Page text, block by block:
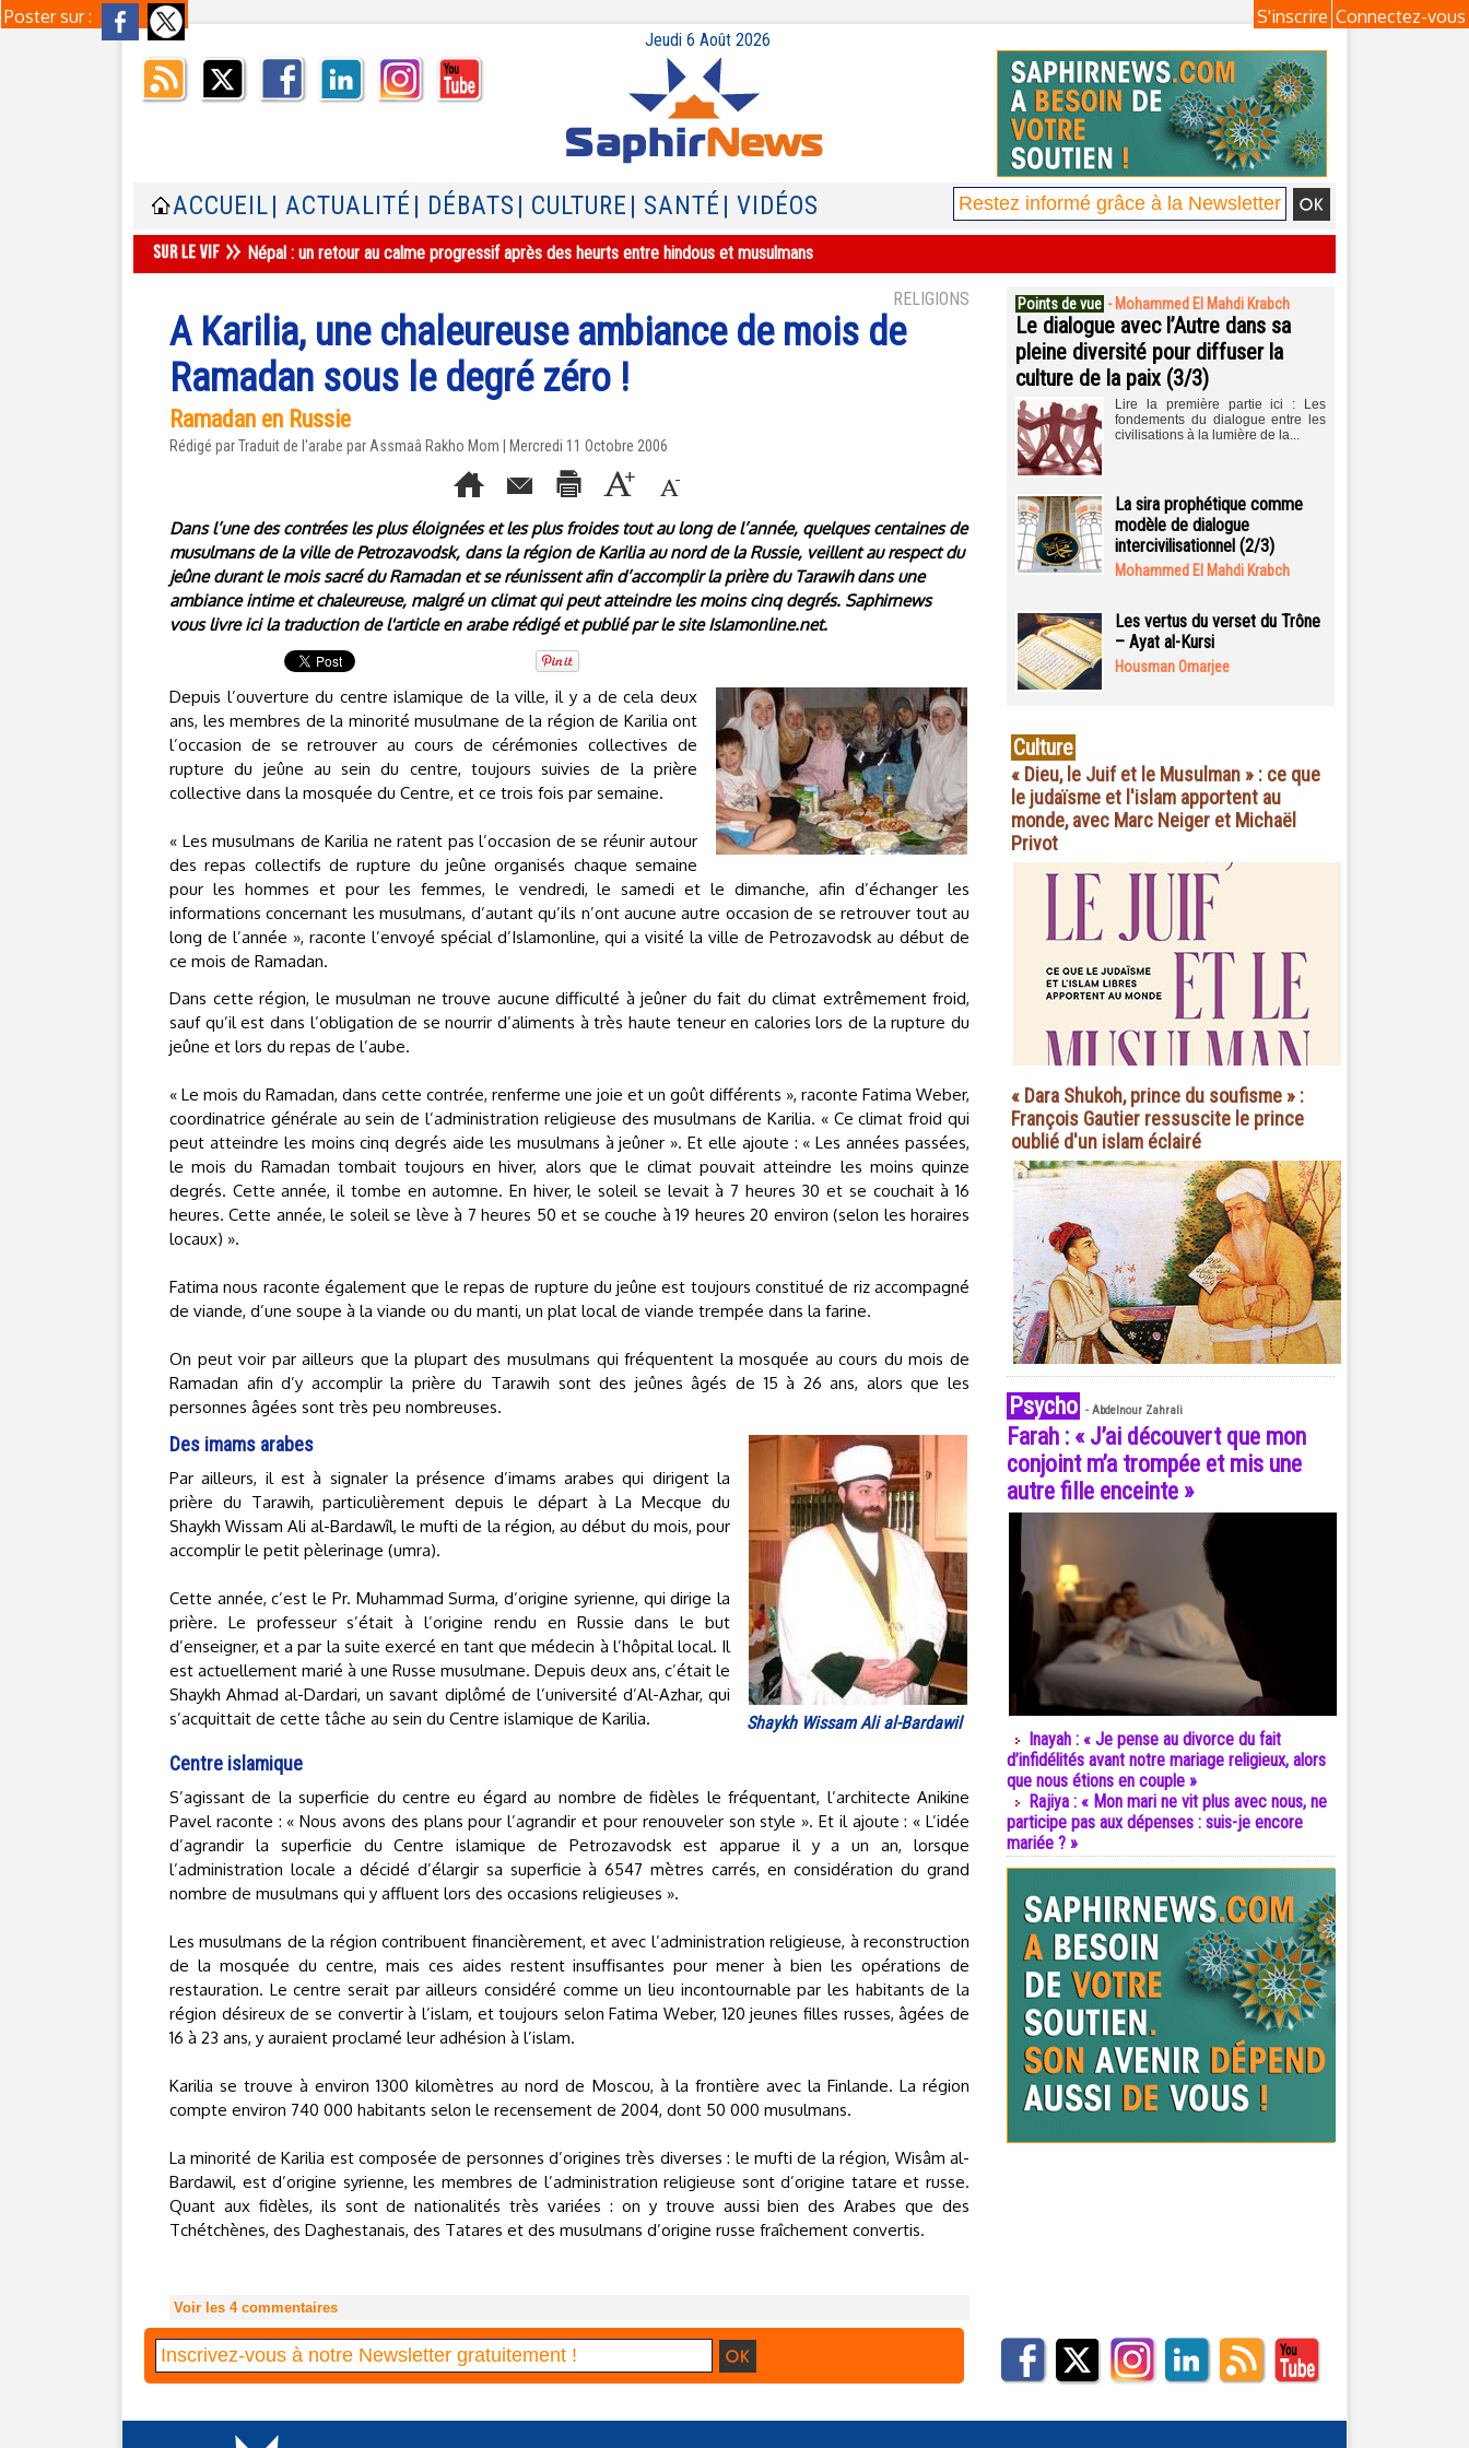
Poster sur : Connectez-vous
S'inscrire
Jeudi 6 Août 2026
ACCUEIL | ACTUALITÉ | DÉBATS | CULTURE | SANTÉ | VIDÉOS
Népal : un retour au calme progressif après des heurts entre hindous et musulmans
RELIGIONS
A Karilia, une chaleureuse ambiance de mois de
Ramadan sous le degré zéro !
Ramadan en Russie
Rédigé par Traduit de l'arabe par Assmaâ Rakho Mom | Mercredi 11 Octobre 2006
Dans l’une des contrées les plus éloignées et les plus froides tout au long de l’année, quelques centaines de
musulmans de la ville de Petrozavodsk, dans la région de Karilia au nord de la Russie, veillent au respect du
jeûne durant le mois sacré du Ramadan et se réunissent afin d’accomplir la prière du Tarawih dans une
ambiance intime et chaleureuse, malgré un climat qui peut atteindre les moins cinq degrés. Saphirnews
vous livre ici la traduction de l'article en arabe rédigé et publié par le site Islamonline.net.
Depuis l’ouverture du centre islamique de la ville, il y a de cela deux
ans, les membres de la minorité musulmane de la région de Karilia ont
l’occasion de se retrouver au cours de cérémonies collectives de
rupture du jeûne au sein du centre, toujours suivies de la prière
collective dans la mosquée du Centre, et ce trois fois par semaine.
« Les musulmans de Karilia ne ratent pas l’occasion de se réunir autour
des repas collectifs de rupture du jeûne organisés chaque semaine
pour les hommes et pour les femmes, le vendredi, le samedi et le dimanche, afin d’échanger les
informations concernant les musulmans, d’autant qu’ils n’ont aucune autre occasion de se retrouver tout au
long de l’année », raconte l’envoyé spécial d’Islamonline, qui a visité la ville de Petrozavodsk au début de
ce mois de Ramadan.
Dans cette région, le musulman ne trouve aucune difficulté à jeûner du fait du climat extrêmement froid,
sauf qu’il est dans l’obligation de se nourrir d’aliments à très haute teneur en calories lors de la rupture du
jeûne et lors du repas de l’aube.
« Le mois du Ramadan, dans cette contrée, renferme une joie et un goût différents », raconte Fatima Weber,
coordinatrice générale au sein de l’administration religieuse des musulmans de Karilia. « Ce climat froid qui
peut atteindre les moins cinq degrés aide les musulmans à jeûner ». Et elle ajoute : « Les années passées,
le mois du Ramadan tombait toujours en hiver, alors que le climat pouvait atteindre les moins quinze
degrés. Cette année, il tombe en automne. En hiver, le soleil se levait à 7 heures 30 et se couchait à 16
heures. Cette année, le soleil se lève à 7 heures 50 et se couche à 19 heures 20 environ (selon les horaires
locaux) ».
Fatima nous raconte également que le repas de rupture du jeûne est toujours constitué de riz accompagné
de viande, d’une soupe à la viande ou du manti, un plat local de viande trempée dans la farine.
On peut voir par ailleurs que la plupart des musulmans qui fréquentent la mosquée au cours du mois de
Ramadan afin d’y accomplir la prière du Tarawih sont des jeûnes âgés de 15 à 26 ans, alors que les
personnes âgées sont très peu nombreuses.
Shaykh Wissam Ali al-Bardawil
Des imams arabes
Par ailleurs, il est à signaler la présence d’imams arabes qui dirigent la
prière du Tarawih, particulièrement depuis le départ à La Mecque du
Shaykh Wissam Ali al-Bardawîl, le mufti de la région, au début du mois, pour
accomplir le petit pèlerinage (umra).
Cette année, c’est le Pr. Muhammad Surma, d’origine syrienne, qui dirige la
prière. Le professeur s’était à l’origine rendu en Russie dans le but
d’enseigner, et a par la suite exercé en tant que médecin à l’hôpital local. Il
est actuellement marié à une Russe musulmane. Depuis deux ans, c’était le
Shaykh Ahmad al-Dardari, un savant diplômé de l’université d’Al-Azhar, qui
s’acquittait de cette tâche au sein du Centre islamique de Karilia.
Centre islamique
S’agissant de la superficie du centre eu égard au nombre de fidèles le fréquentant, l’architecte Anikine
Pavel raconte : « Nous avons des plans pour l’agrandir et pour renouveler son style ». Et il ajoute : « L’idée
d’agrandir la superficie du Centre islamique de Petrozavodsk est apparue il y a un an, lorsque
l’administration locale a décidé d’élargir sa superficie à 6547 mètres carrés, en considération du grand
nombre de musulmans qui y affluent lors des occasions religieuses ».
Les musulmans de la région contribuent financièrement, et avec l’administration religieuse, à reconstruction
de la mosquée du centre, mais ces aides restent insuffisantes pour mener à bien les opérations de
restauration. Le centre serait par ailleurs considéré comme un lieu incontournable par les habitants de la
région désireux de se convertir à l’islam, et toujours selon Fatima Weber, 120 jeunes filles russes, âgées de
16 à 23 ans, y auraient proclamé leur adhésion à l’islam.
Karilia se trouve à environ 1300 kilomètres au nord de Moscou, à la frontière avec la Finlande. La région
compte environ 740 000 habitants selon le recensement de 2004, dont 50 000 musulmans.
La minorité de Karilia est composée de personnes d’origines très diverses : le mufti de la région, Wisâm al-
Bardawil, est d’origine syrienne, les membres de l’administration religieuse sont d’origine tatare et russe.
Quant aux fidèles, ils sont de nationalités très variées : on y trouve aussi bien des Arabes que des
Tchétchènes, des Daghestanais, des Tatares et des musulmans d’origine russe fraîchement convertis.
Voir les 4commentaires
Points de vue - Mohammed El Mahdi Krabch
Le dialogue avec l’Autre dans sa
pleine diversité pour diffuser la
culture de la paix (3/3)
Lire la première partie ici : Les
fondements du dialogue entre les
civilisations à la lumière de la...
La sira prophétique comme
modèle de dialogue
intercivilisationnel (2/3)
Mohammed El Mahdi Krabch
Les vertus du verset du Trône
– Ayat al-Kursi
Housman Omarjee
Culture
« Dieu, le Juif et le Musulman » : ce que
le judaïsme et l'islam apportent au
monde, avec Marc Neiger et Michaël
Privot
« Dara Shukoh, prince du soufisme » :
François Gautier ressuscite le prince
oublié d'un islam éclairé
Psycho - Abdelnour Zahrali
Farah : « J’ai découvert que mon
conjoint m’a trompée et mis une
autre fille enceinte »
Inayah : « Je pense au divorce du fait
d’infidélités avant notre mariage religieux, alors
que nous étions en couple »
Rajiya : « Mon mari ne vit plus avec nous, ne
participe pas aux dépenses : suis-je encore
mariée ? »